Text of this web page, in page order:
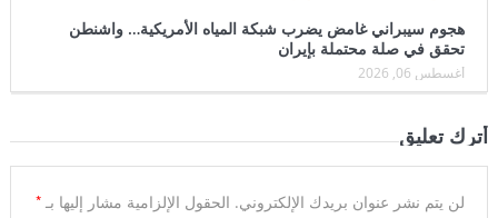
هجوم سيبراني غامض يضرب شبكة المياه الأمريكية… واشنطن
تحقق في صلة محتملة بإيران
أغسطس 06, 2026
أترك تعليق
لن يتم نشر عنوان بريدك الإلكتروني. الحقول الإلزامية مشار إليها بـ *